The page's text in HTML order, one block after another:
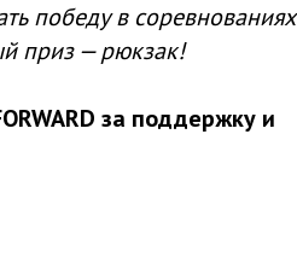
победу в соревнованиях
приз — рюкзак!
за поддержку и